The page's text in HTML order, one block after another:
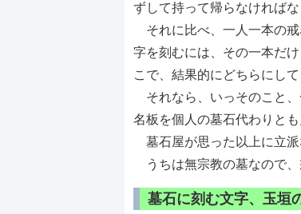
ずして持って帰らなければな
それに比べ、一人一本の戒
字を刻むには、その一本だ
こで、結果的にどちらにし
それなら、いっそのこと、
名板を個人の墓石代わりと
墓石屋が思った以上に立派
うちは無宗教の墓なので、
墓石に刻む文字、玉垣